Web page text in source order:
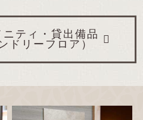
ティ・貸出備品
ドリーフロア）